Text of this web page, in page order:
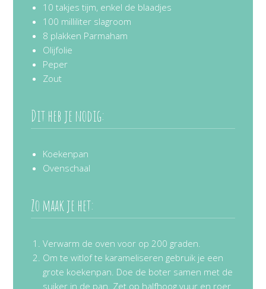
10 takjes tijm, enkel de blaadjes
100 milliliter slagroom
8 plakken Parmaham
Olijfolie
Peper
Zout
Dit heb je nodig:
Koekenpan
Ovenschaal
Zo maak je het:
Verwarm de oven voor op 200 graden.
Om te witlof te karameliseren gebruik je een
grote koekenpan. Doe de boter samen met de
suiker in de pan. Zet op halfhoog vuur en roer